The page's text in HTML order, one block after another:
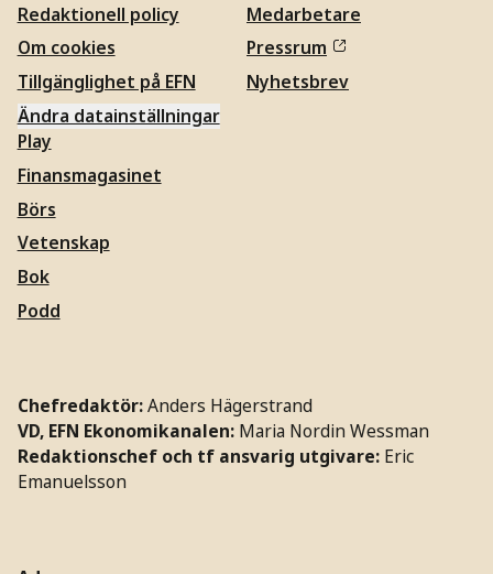
Redaktionell policy
Om cookies
Tillgänglighet på EFN
Ändra datainställningar
Medarbetare
Pressrum
Nyhetsbrev
Play
Finansmagasinet
Börs
Vetenskap
Bok
Podd
Chefredaktör:Anders Hägerstrand
VD, EFN Ekonomikanalen: Maria Nordin Wessman
Redaktionschef och tf ansvarig utgivare: Eric
Emanuelsson